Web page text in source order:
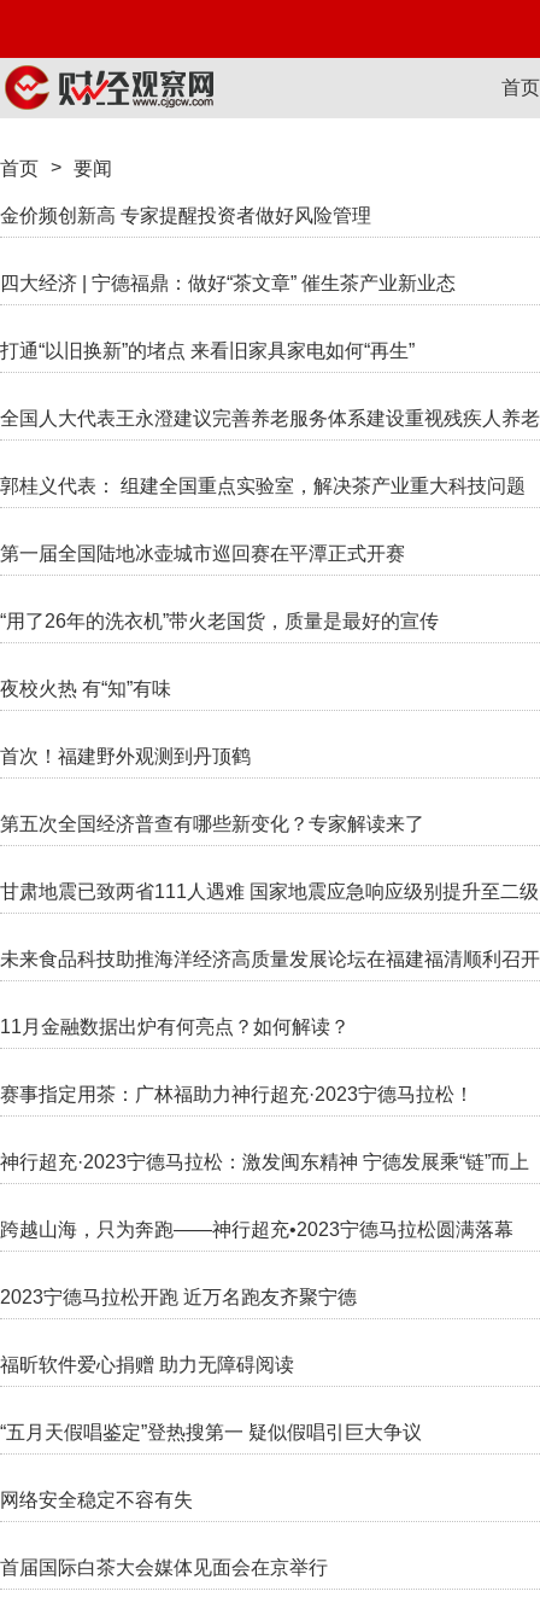
首页
首页 > 要闻
金价频创新高 专家提醒投资者做好风险管理
四大经济 | 宁德福鼎：做好“茶文章” 催生茶产业新业态
打通“以旧换新”的堵点 来看旧家具家电如何“再生”
全国人大代表王永澄建议完善养老服务体系建设重视残疾人养
郭桂义代表： 组建全国重点实验室，解决茶产业重大科技问题
第一届全国陆地冰壶城市巡回赛在平潭正式开赛
“用了26年的洗衣机”带火老国货，质量是最好的宣传
夜校火热 有“知”有味
首次！福建野外观测到丹顶鹤
第五次全国经济普查有哪些新变化？专家解读来了
甘肃地震已致两省111人遇难 国家地震应急响应级别提升至二级
未来食品科技助推海洋经济高质量发展论坛在福建福清顺利召开
11月金融数据出炉有何亮点？如何解读？
赛事指定用茶：广林福助力神行超充·2023宁德马拉松！
神行超充·2023宁德马拉松：激发闽东精神 宁德发展乘“链”而上
跨越山海，只为奔跑——神行超充•2023宁德马拉松圆满落幕
2023宁德马拉松开跑 近万名跑友齐聚宁德
福昕软件爱心捐赠 助力无障碍阅读
“五月天假唱鉴定”登热搜第一 疑似假唱引巨大争议
网络安全稳定不容有失
首届国际白茶大会媒体见面会在京举行